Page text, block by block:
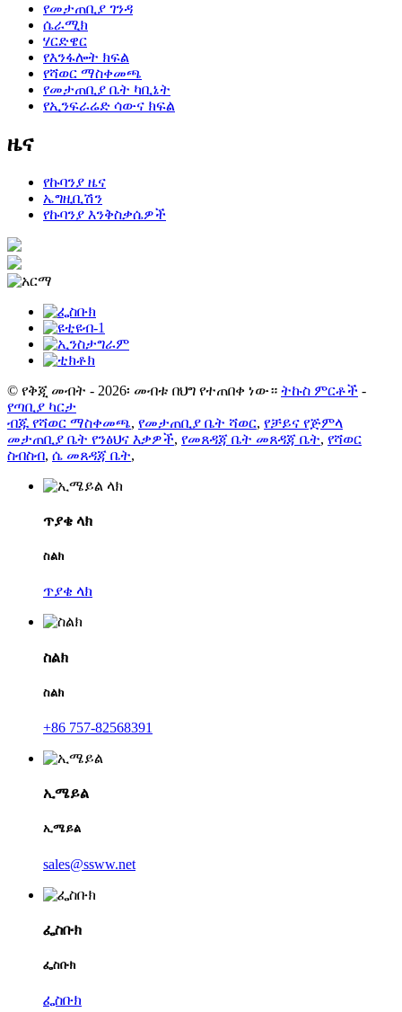
የመታጠቢያ ገንዳ
ሴራሚክ
ሃርድዌር
የእንፋሎት ክፍል
የሻወር ማስቀመጫ
የመታጠቢያ ቤት ካቢኔት
የኢንፍራሬድ ሳውና ክፍል
ዜና
የኩባንያ ዜና
ኤግዚቢሽን
የኩባንያ እንቅስቃሴዎች
© የቅጂ መብት - 2026፡ መብቱ በህግ የተጠበቀ ነው። ትኩስ ምርቶች -
የጣቢያ ካርታ
ብጁ የሻወር ማስቀመጫ, የመታጠቢያ ቤት ሻወር, የቻይና የጅምላ
መታጠቢያ ቤት የንፅህና እቃዎች, የመጸዳጃ ቤት መጸዳጃ ቤት, የሻወር
ስብስብ, ሴ መጸዳጃ ቤት,
ጥያቄ ላክ
ስልክ
ጥያቄ ላክ
ስልክ
ስልክ
+86 757-82568391
ኢሜይል
ኢሜይል
sales@ssww.net
ፌስቡክ
ፌስቡክ
ፌስቡክ